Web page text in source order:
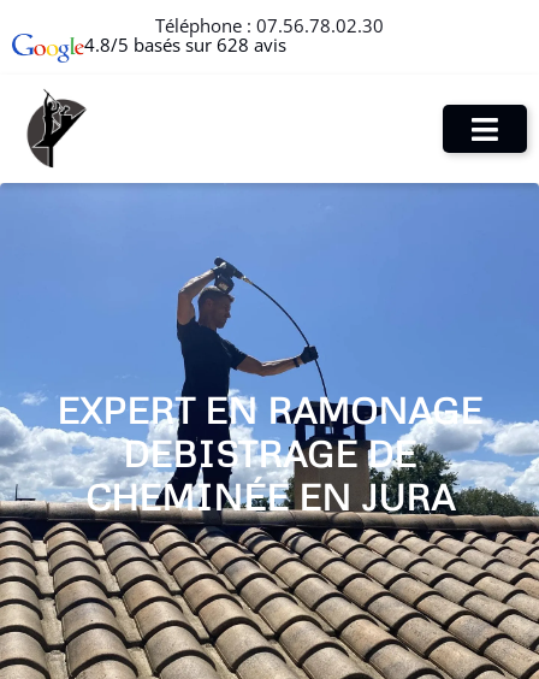
Téléphone : 07.56.78.02.30
4.8/5 basés sur 628 avis
EXPERT EN RAMONAGE
DEBISTRAGE DE
CHEMINÉE EN JURA